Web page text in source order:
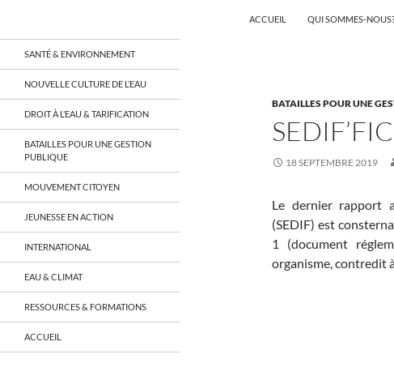
Aller
au
contenu
ACCUEIL QUI SOMMES-NOUS?
BATAILLES POUR UNE
18 SEPTEMBRE 2019
Le dernier rapport
(SEDIF) est
1 (document
organisme, contredit
un réseau qui réunit citoyens et
associations autour de la ressource
territoire français, sur tous les
économique, juridique, de la santé,
culturel…
SANTÉ & ENVIRONNEMENT
NOUVELLE CULTURE DE L’EAU
DROIT À L’EAU & TARIFICATION
BATAILLES POUR UNE GESTION
PUBLIQUE
MOUVEMENT CITOYEN
JEUNESSE EN ACTION
INTERNATIONAL
EAU & CLIMAT
RESSOURCES & FORMATIONS
ACCUEIL